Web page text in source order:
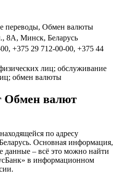
переводы, Обмен валюты
8А, Минск, Беларусь
+375 29 712-00-00, +375 44
лиц; обслуживание
обмен валюты
Обмен валют
по адресу
Основная информация,
данные – всё это можно найти
в информационном